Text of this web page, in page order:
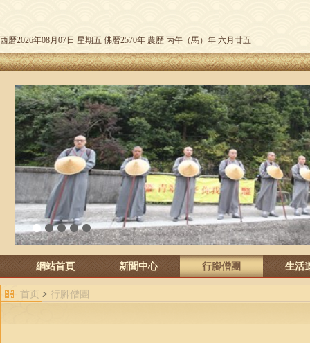
西曆2026年08月07日 星期五 佛曆2570年 農歷 丙午（馬）年 六月廿五
1 2 3 4 5
網站首頁 新聞中心 行腳僧團 生活
首页 > 行腳僧團